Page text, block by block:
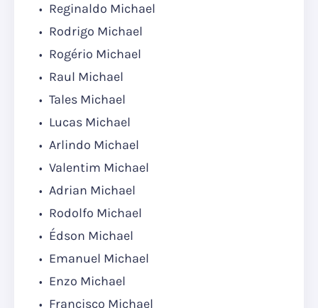
Reginaldo Michael
Rodrigo Michael
Rogério Michael
Raul Michael
Tales Michael
Lucas Michael
Arlindo Michael
Valentim Michael
Adrian Michael
Rodolfo Michael
Édson Michael
Emanuel Michael
Enzo Michael
Francisco Michael